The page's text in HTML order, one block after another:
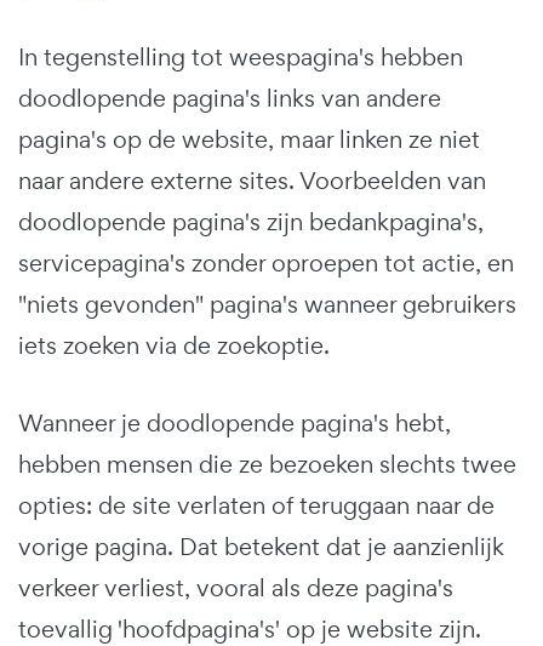
In tegenstelling tot weespagina's hebben
doodlopende pagina's links van andere
pagina's op de website, maar linken ze niet
naar andere externe sites. Voorbeelden van
doodlopende pagina's zijn bedankpagina's,
servicepagina's zonder oproepen tot actie, en
"niets gevonden" pagina's wanneer gebruikers
iets zoeken via de zoekoptie.
Wanneer je doodlopende pagina's hebt,
hebben mensen die ze bezoeken slechts twee
opties: de site verlaten of teruggaan naar de
vorige pagina. Dat betekent dat je aanzienlijk
verkeer verliest, vooral als deze pagina's
toevallig 'hoofdpagina's' op je website zijn.